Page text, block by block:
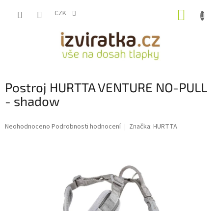
CZK
Postroj HURTTA VENTURE NO-PULL
- shadow
Průměrné
Neohodnoceno Podrobnosti hodnocení Značka: HURTTA